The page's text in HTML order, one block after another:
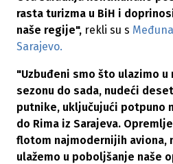
rasta turizma u BiH i
naše regije", rekli su s
Sarajevo.
"Uzbuđeni smo što ulazimo u
sezonu do sada, nudeći
putnike, uključujući potpuno
do Rima iz Sarajeva.
flotom najmodernijih aviona,
ulažemo u poboljšanje naše